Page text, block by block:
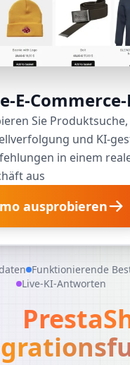
E-
Sie Produktsuche,
und KI-
in einem
aus
ausprobieren
Funktionierende
Live-KI-Antworten